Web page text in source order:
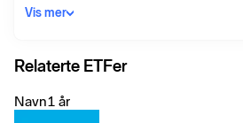
European corporate green bond market
Vis mer
Relaterte ETFer
Navn1 år